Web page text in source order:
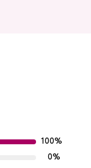
100%
0%